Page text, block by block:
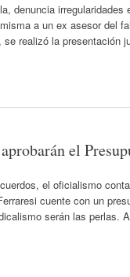
denuncia
a un ex asesor del
realizó la presentación
el
el oficialismo
cuente con un
serán las perlas.